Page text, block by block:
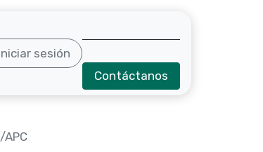
sesión
Contáctanos
APC